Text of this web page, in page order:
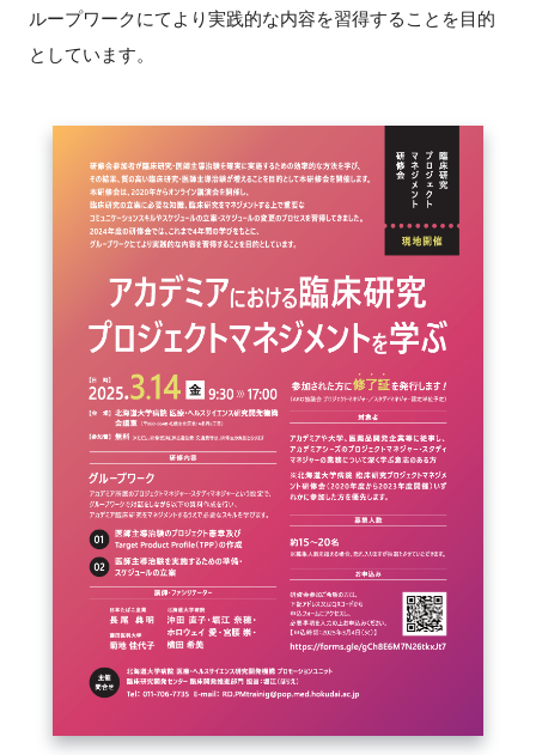
施設・アクセス
イベントお知らせメール登録
ループワークにてより実践的な内容を習得することを目的
としています。